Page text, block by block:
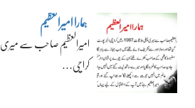
ہمارا امیرالعظیم
کراچی…